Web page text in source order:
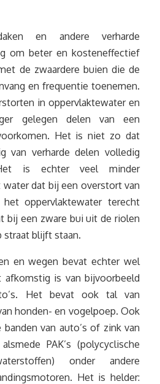
en andere verharde
om beter en kosteneffectief
de zwaardere buien die de
en frequentie toenemen.
in oppervlaktewater en
gelegen delen van een
Het is niet zo dat
van verharde delen volledig
is echter veel minder
dat bij een overstort van
oppervlaktewater terecht
bij een zware bui uit de riolen
blijft staan.
en wegen bevat echter wel
afkomstig is van bijvoorbeeld
Het bevat ook tal van
honden- en vogelpoep. Ook
van auto’s of zink van
PAK’s (polycyclische
onder andere
Het is helder: